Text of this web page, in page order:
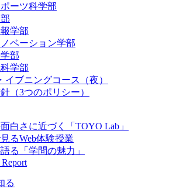
ーツ科学部
学部
ベーション学部
部
学部
イブニングコース（夜）
（3つのポリシー）
白さに近づく「TOYO Lab」
るWeb体験授業
る「学問の魅力」
Report
る